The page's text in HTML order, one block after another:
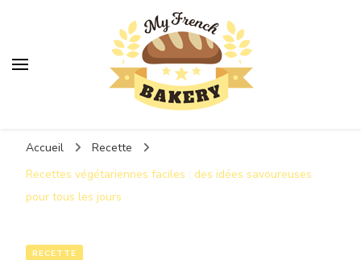
Accueil
Recette
Recettes végétariennes faciles : des idées savoureuses
pour tous les jours
RECETTE